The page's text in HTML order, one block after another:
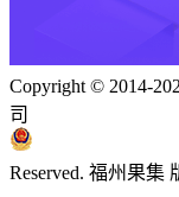
Copyright © 2014-
司
Reserved. 福州果集